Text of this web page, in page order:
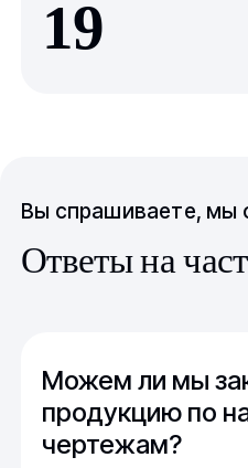
19
Вы спрашиваете, мы
Ответы на
Можем ли мы
продукцию по
чертежам?